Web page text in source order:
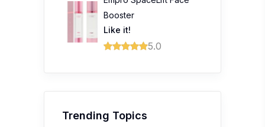
Booster
Like it!
5.0
Trending Topics